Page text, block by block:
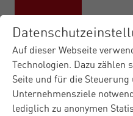
Auf dieser Webseite
Technologien. Dazu zählen
Seite und für die
Unternehmensziele
lediglich zu anonymen
Materna IT-
Kontaktformular DE